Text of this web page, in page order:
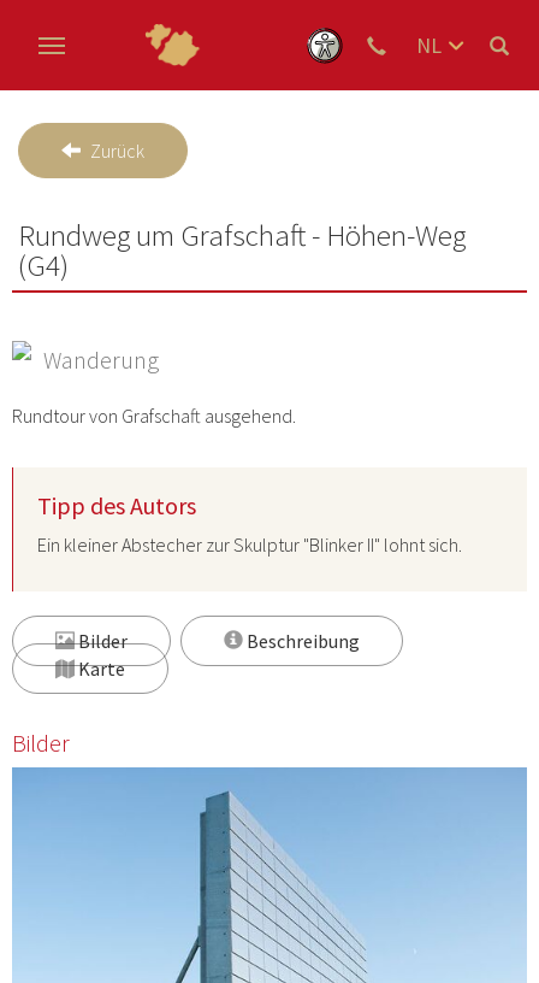
NL
Zurück
Rundweg um Grafschaft - Höhen-Weg
(G4)
Wanderung
Rundtour von Grafschaft ausgehend.
Tipp des Autors
Ein kleiner Abstecher zur Skulptur "Blinker II" lohnt sich.
Bilder
Beschreibung
Karte
Bilder